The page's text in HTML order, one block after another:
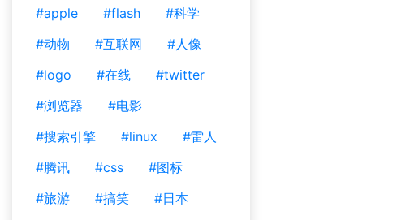
#apple
#flash
#科学
#动物
#互联网
#人像
#logo
#在线
#twitter
#浏览器
#电影
#搜索引擎
#linux
#雷人
#腾讯
#css
#图标
#旅游
#搞笑
#日本